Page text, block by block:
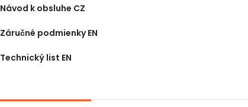
Návod k obsluhe CZ
Záručné podmienky EN
Technický list EN